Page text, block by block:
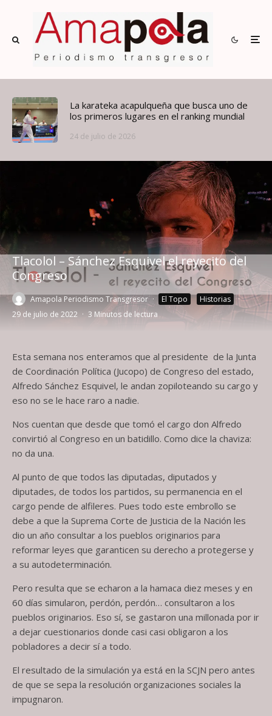
La karateka acapulqueña que busca uno de
los primeros lugares en el ranking mundial
24 de julio de 2026
Tlacolol – Sánchez Esquivel el reyecito del
Congreso
Amapola Periodismo Transgresor · El Topo Historias
·
29 de julio de 2022 · 3 Minutos de lectura
Esta semana nos enteramos que al presidente de la Junta
de Coordinación Política (Jucopo) de Congreso del estado,
Alfredo Sánchez Esquivel, le andan zopiloteando su cargo y
eso no se le hace raro a nadie.
Nos cuentan que desde que tomó el cargo don Alfredo
convirtió al Congreso en un batidillo. Como dice la chaviza:
no da una.
Al punto de que todos las diputadas, diputados y
diputades, de todos los partidos, su permanencia en el
cargo pende de alfileres. Pues todo este embrollo se
debe a que la Suprema Corte de Justicia de la Nación les
dio un año consultar a los pueblos originarios para
reformar leyes que garanticen su derecho a protegerse y
a su autodeterminación.
Pero resulta que se echaron a la hamaca diez meses y en
60 días simularon, perdón, perdón… consultaron a los
pueblos originarios. Eso sí, se gastaron una millonada por ir
a dejar cuestionarios donde casi casi obligaron a los
pobladores a decir sí a todo.
El resultado de la simulación ya está en la SCJN pero antes
de que se sepa la resolución organizaciones sociales la
impugnaron.